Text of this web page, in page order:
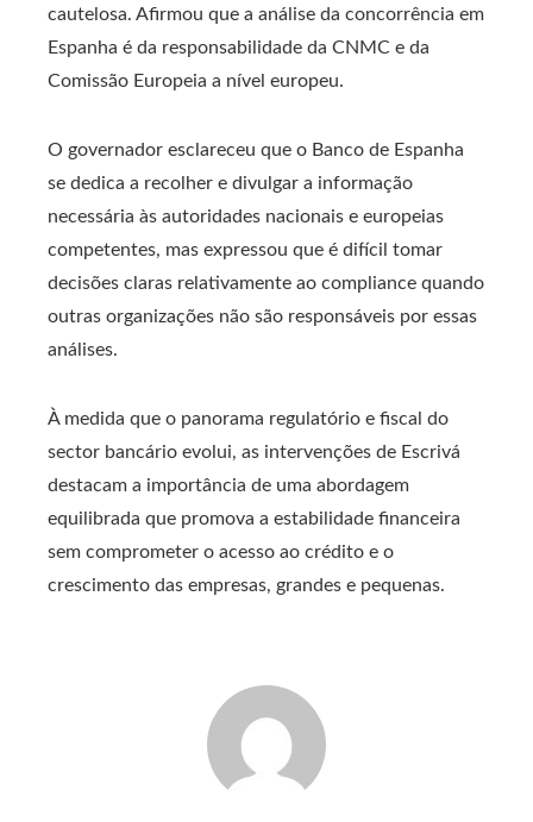
cautelosa. Afirmou que a análise da concorrência em
Espanha é da responsabilidade da CNMC e da
Comissão Europeia a nível europeu.
O governador esclareceu que o Banco de Espanha
se dedica a recolher e divulgar a informação
necessária às autoridades nacionais e europeias
competentes, mas expressou que é difícil tomar
decisões claras relativamente ao compliance quando
outras organizações não são responsáveis ​​por essas
análises.
À medida que o panorama regulatório e fiscal do
sector bancário evolui, as intervenções de Escrivá
destacam a importância de uma abordagem
equilibrada que promova a estabilidade financeira
sem comprometer o acesso ao crédito e o
crescimento das empresas, grandes e pequenas.